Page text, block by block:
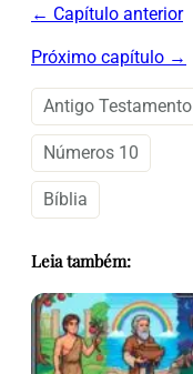
← Capítulo anterior
Próximo capítulo →
Antigo Testamento
Números 10
Bíblia
Leia também: